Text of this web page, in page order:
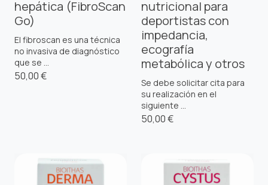
hepática (FibroScan
Go)
El fibroscan es una técnica
no invasiva de diagnóstico
que se ...
50,00 €
nutricional para
deportistas con
impedancia,
ecografía
metabólica y otros
Se debe solicitar cita para
su realización en el
siguiente ...
50,00 €